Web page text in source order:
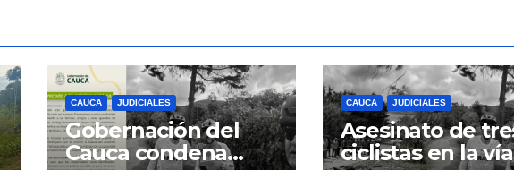
CAUCA JUDICIALES
Gobernación del
Cauca condena
CAUCA JUDICIALES
Asesinato de
ciclistas en la vía